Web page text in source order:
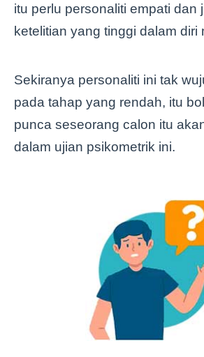
itu perlu personaliti empati dan
ketelitian yang tinggi dalam diri
Sekiranya personaliti ini tak
pada tahap yang rendah, itu
punca seseorang calon itu
dalam ujian psikometrik ini.